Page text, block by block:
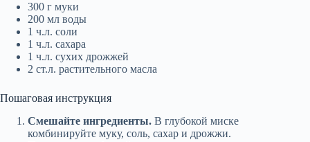
300 г муки
200 мл воды
1 ч.л. соли
1 ч.л. сахара
1 ч.л. сухих дрожжей
2 ст.л. растительного масла
Пошаговая инструкция
Смешайте ингредиенты. В глубокой миске
комбинируйте муку, соль, сахар и дрожжи.